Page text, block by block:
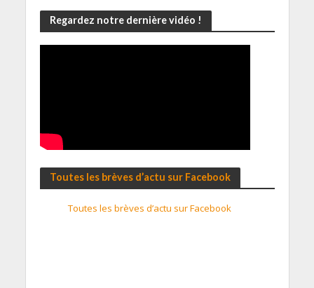
Regardez notre dernière vidéo !
Toutes les brèves d’actu sur Facebook
Toutes les brèves d’actu sur Facebook